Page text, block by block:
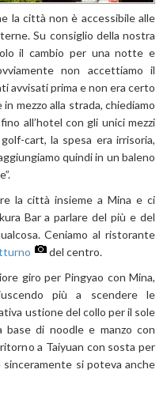
la città non è accessibile alle
Su consiglio della nostra
il cambio per una notte e
non accettiamo il
avvisati prima e non era certo
mezzo alla strada, chiediamo
all’hotel con gli unici mezzi
cart, la spesa era irrisoria,
quindi in un baleno
la città insieme a Mina e ci
Bar a parlare del più e del
Ceniamo al ristorante
del centro.
giro per Pingyao con Mina,
più a scendere le
ustione del collo per il sole
base di noodle e manzo con
a Taiyuan con sosta per
si poteva anche